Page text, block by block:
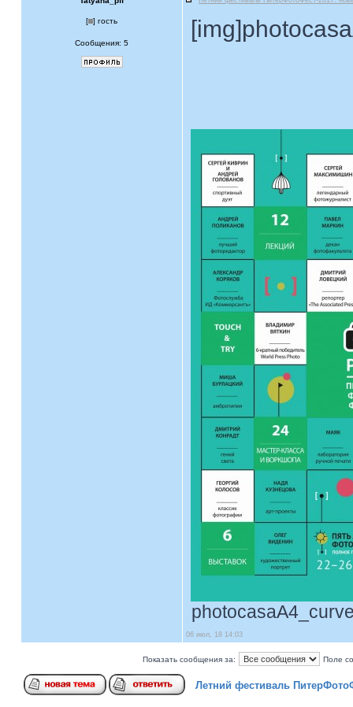
[ ] гость
Сообщения: 5
06 июл, 18 14:03
Показать сообщения за: Поле
Летний фестиваль